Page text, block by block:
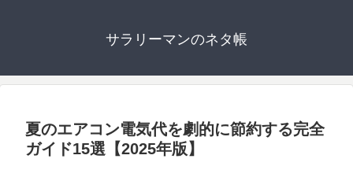
サラリーマンのネタ帳
夏のエアコン電気代を劇的に節約する完全
ガイド15選【2025年版】